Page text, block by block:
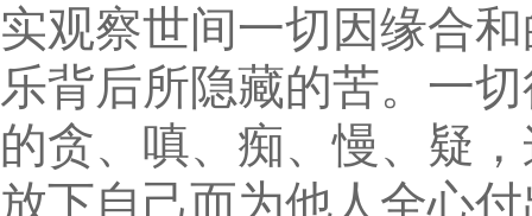
实观察世间一切因缘合
乐背后所隐藏的苦。一
的贪、嗔、痴、慢、疑
放下自己而为他人全心